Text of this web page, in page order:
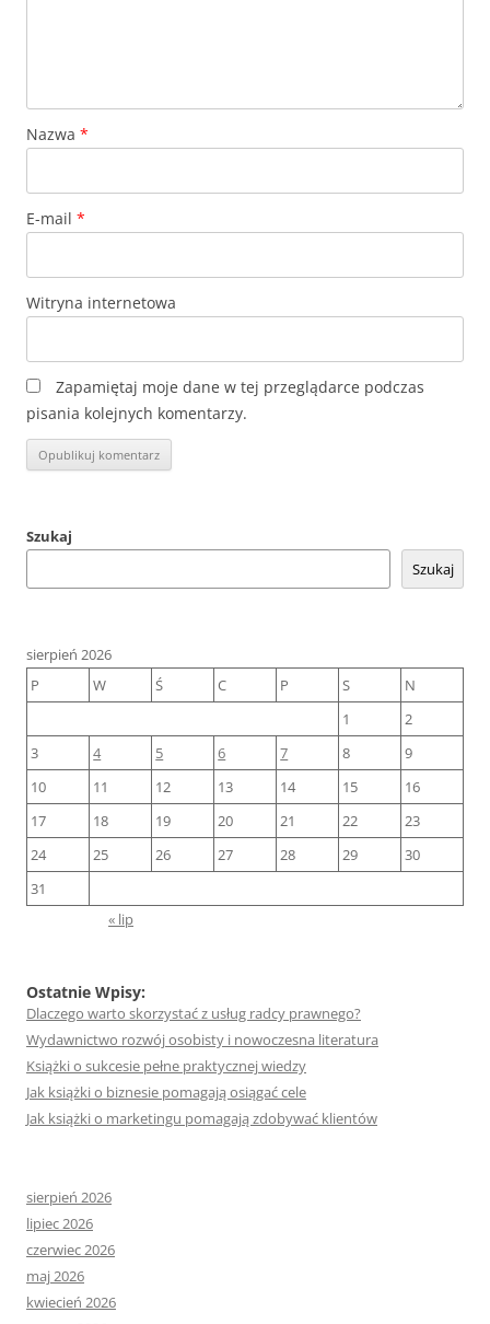
Nazwa *
E-mail *
Witryna internetowa
Zapamiętaj moje dane w tej przeglądarce podczas
pisania kolejnych komentarzy.
Szukaj
Szukaj
sierpień 2026
P
W Ś C P S
N
1
2
3
4 5 6 7 8
9
10
11 12 13 14 15
16
17
18 19 20 21 22
23
24
25 26 27 28 29
30
31
« lip
Ostatnie Wpisy:
Dlaczego warto skorzystać z usług radcy prawnego?
Wydawnictwo rozwój osobisty i nowoczesna literatura
Książki o sukcesie pełne praktycznej wiedzy
Jak książki o biznesie pomagają osiągać cele
Jak książki o marketingu pomagają zdobywać klientów
sierpień 2026
lipiec 2026
czerwiec 2026
maj 2026
kwiecień 2026